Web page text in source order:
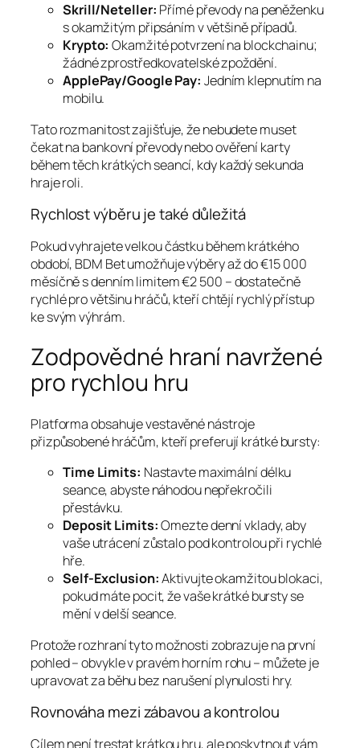
Skrill/Neteller: Přímé převody na peněženku
s okamžitým připsáním v většině případů.
Krypto: Okamžité potvrzení na blockchainu;
žádné zprostředkovatelské zpoždění.
ApplePay/Google Pay: Jedním klepnutím na
mobilu.
Tato rozmanitost zajišťuje, že nebudete muset
čekat na bankovní převody nebo ověření karty
během těch krátkých seancí, kdy každý sekunda
hraje roli.
Rychlost výběru je také důležitá
Pokud vyhrajete velkou částku během krátkého
období, BDM Bet umožňuje výběry až do €15 000
měsíčně s denním limitem €2 500 – dostatečně
rychlé pro většinu hráčů, kteří chtějí rychlý přístup
ke svým výhrám.
Zodpovědné hraní navržené
pro rychlou hru
Platforma obsahuje vestavěné nástroje
přizpůsobené hráčům, kteří preferují krátké bursty:
Time Limits: Nastavte maximální délku
seance, abyste náhodou nepřekročili
přestávku.
Deposit Limits:Omezte denní vklady, aby
vaše utrácení zůstalo pod kontrolou při rychlé
hře.
Self‑Exclusion:Aktivujte okamžitou blokaci,
pokud máte pocit, že vaše krátké bursty se
mění v delší seance.
Protože rozhraní tyto možnosti zobrazuje na první
pohled – obvykle v pravém horním rohu – můžete je
upravovat za běhu bez narušení plynulosti hry.
Rovnováha mezi zábavou a kontrolou
Cílem není trestat krátkou hru, ale poskytnout vám